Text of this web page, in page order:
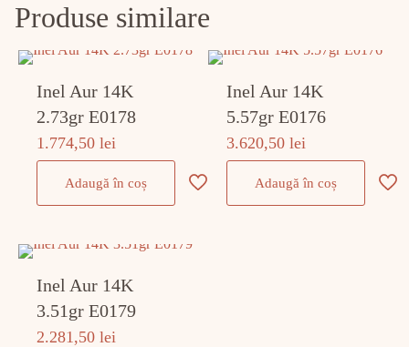
Produse similare
Inel Aur 14K
2.73gr E0178
1.774,50lei
Adaugă în coș
Inel Aur 14K
5.57gr E0176
3.620,50lei
Adaugă în coș
Inel Aur 14K
3.51gr E0179
2.281,50lei